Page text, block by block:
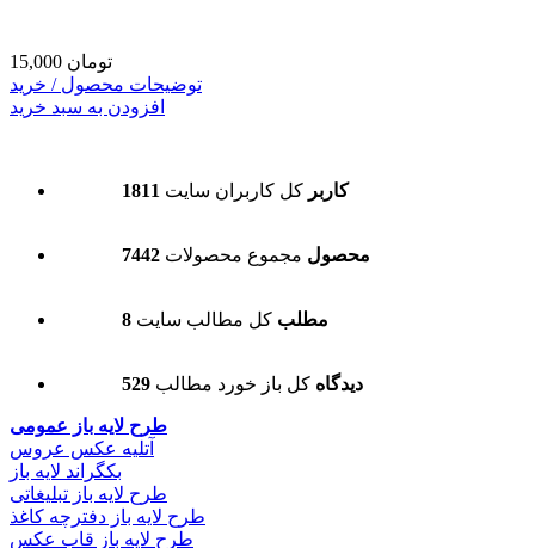
15,000 تومان
توضیحات محصول / خرید
افزودن به سبد خرید
1811 کاربر کل کاربران سایت
7442 محصول مجموع محصولات
8 مطلب کل مطالب سایت
529 دیدگاه کل باز خورد مطالب
طرح لایه باز عمومی
آتلیه عکس عروس
بکگراند لایه باز
طرح لایه باز تبلیغاتی
طرح لایه باز دفترچه کاغذ
طرح لایه باز قاب عکس